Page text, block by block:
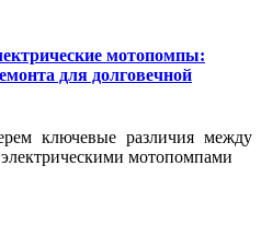
мотопомпы:
для долговечной
ключевые различия между
мотопомпами